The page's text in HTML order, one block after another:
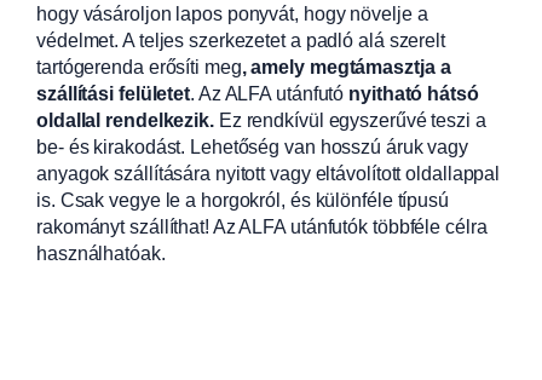
hogy vásároljon lapos ponyvát, hogy növelje a
védelmet. A teljes szerkezetet a padló alá szerelt
tartógerenda erősíti meg, amely megtámasztja a
szállítási felületet. Az ALFA utánfutó nyitható hátsó
oldallal rendelkezik.Ez rendkívül egyszerűvé teszi a
be- és kirakodást. Lehetőség van hosszú áruk vagy
anyagok szállítására nyitott vagy eltávolított oldallappal
is. Csak vegye le a horgokról, és különféle típusú
rakományt szállíthat! Az ALFA utánfutók többféle célra
használhatóak.